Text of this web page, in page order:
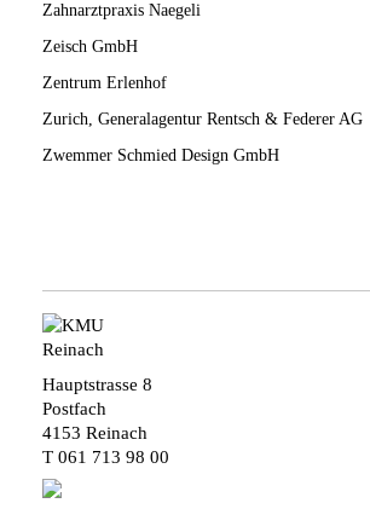
Zahnarztpraxis Naegeli
Zeisch GmbH
Zentrum Erlenhof
Zurich, Generalagentur Rentsch & Federer AG
Zwemmer Schmied Design GmbH
Hauptstrasse 8
Postfach
4153 Reinach
T 061 713 98 00